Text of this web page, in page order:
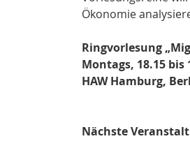
Ökonomie
Ringvorlesung
Montags, 18.15 bis
HAW Hamburg,
Nächste